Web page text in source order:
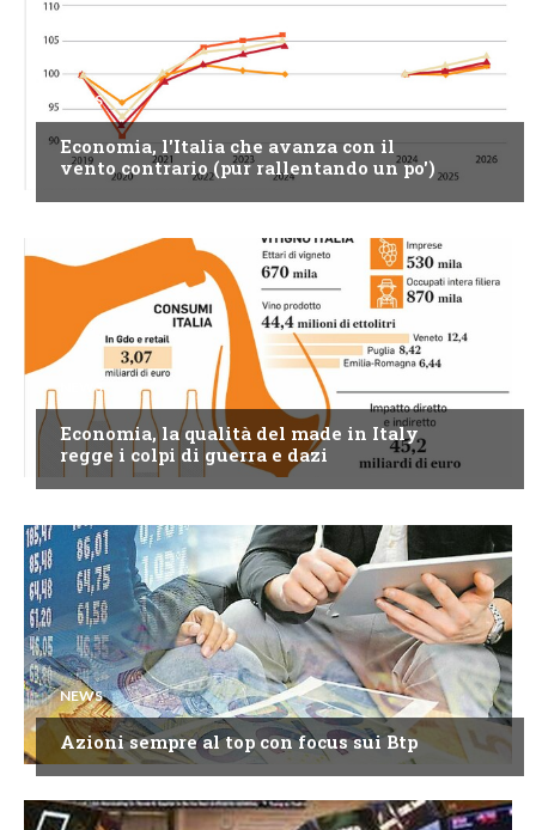
NEWS
Economia, l'Italia che avanza con il
vento contrario (pur rallentando un po')
NEWS
Economia, la qualità del made in Italy
regge i colpi di guerra e dazi
NEWS
Azioni sempre al top con focus sui Btp